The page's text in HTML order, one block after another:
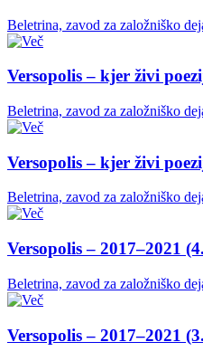
Beletrina, zavod za založniško
Versopolis – kjer živi
Beletrina, zavod za založniško
Versopolis – kjer živi
Beletrina, zavod za založniško
Versopolis – 2017–2021
Beletrina, zavod za založniško
Versopolis – 2017–2021